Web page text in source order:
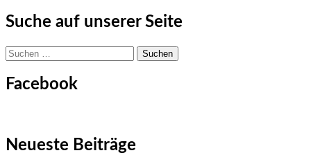
Suche auf unserer Seite
Suchen
nach:
Facebook
Neueste Beiträge